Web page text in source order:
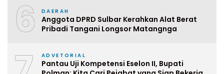
6 DAERAH
Anggota DPRD Sulbar Kerahkan Alat Berat
Pribadi Tangani Longsor Matangnga
ADVETORIAL
Pantau Uji Kompetensi Eselon II, Bupati